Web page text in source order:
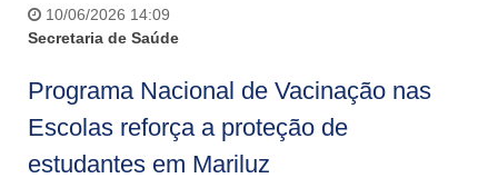
10/06/2026 14:09
Secretaria de Saúde
Programa Nacional de Vacinação nas
Escolas reforça a proteção de
estudantes em Mariluz